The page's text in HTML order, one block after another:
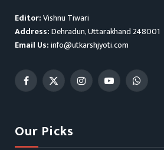
Editor:Vishnu Tiwari
Address:Dehradun, Uttarakhand 248001
Email Us:info@utkarshjyoti.com
Facebook
X
InstagramYouTubeWhatsApp
Our Picks